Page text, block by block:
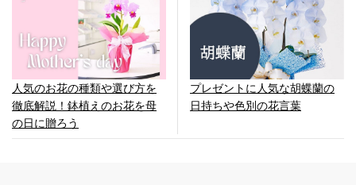
人気のお花の種類や選び方を
徹底解説！鉢植えのお花を母
の日に贈ろう
プレゼントに人気な胡蝶蘭の
日持ちや色別の花言葉